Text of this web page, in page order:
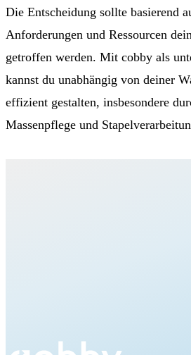
Die Entscheidung sollte basierend
Anforderungen und Ressourcen
getroffen werden. Mit cobby als
kannst du unabhängig von deiner
effizient gestalten, insbesondere
Massenpflege und
Kostenlos testen